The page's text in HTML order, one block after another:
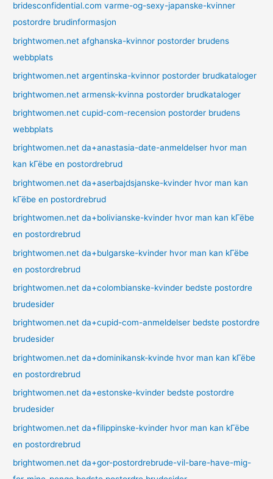
bridesconfidential.com varme-og-sexy-japanske-kvinner
postordre brudinformasjon
brightwomen.net afghanska-kvinnor postorder brudens
webbplats
brightwomen.net argentinska-kvinnor postorder brudkataloger
brightwomen.net armensk-kvinna postorder brudkataloger
brightwomen.net cupid-com-recension postorder brudens
webbplats
brightwomen.net da+anastasia-date-anmeldelser hvor man
kan kГёbe en postordrebrud
brightwomen.net da+aserbajdsjanske-kvinder hvor man kan
kГёbe en postordrebrud
brightwomen.net da+bolivianske-kvinder hvor man kan kГёbe
en postordrebrud
brightwomen.net da+bulgarske-kvinder hvor man kan kГёbe
en postordrebrud
brightwomen.net da+colombianske-kvinder bedste postordre
brudesider
brightwomen.net da+cupid-com-anmeldelser bedste postordre
brudesider
brightwomen.net da+dominikansk-kvinde hvor man kan kГёbe
en postordrebrud
brightwomen.net da+estonske-kvinder bedste postordre
brudesider
brightwomen.net da+filippinske-kvinder hvor man kan kГёbe
en postordrebrud
brightwomen.net da+gor-postordrebrude-vil-bare-have-mig-